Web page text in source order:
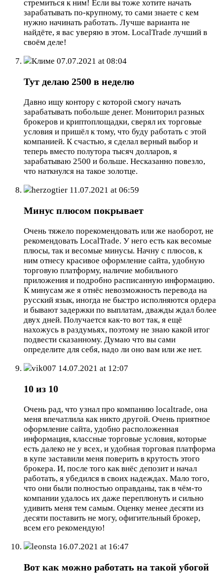
стремиться к ним! Если вы тоже хотите начать
зарабатывать по-крупному, то сами знаете с кем
нужно начинать работать. Лучше варианта не
найдёте, я вас уверяю в этом. LocalTrade лучший в
своём деле!
Климе 07.07.2021 at 08:04
Тут делаю 2500 в неделю
Давно ищу контору с которой смогу начать
зарабатывать побольше денег. Мониторил разных
брокеров и криптоплощадки, сверял их торговые
условия и пришёл к тому, что буду работать с этой
компанией. К счастью, я сделал верный выбор и
теперь вместо полутора тысяч долларов, я
зарабатываю 2500 и больше. Несказанно повезло,
что наткнулся на такое золотце.
herzogtier 11.07.2021 at 06:59
Минус плюсом покрывает
Очень тяжело порекомендовать или же наоборот, не
рекомендовать LocalTrade. У него есть как весомые
плюсы, так и весомые минусы. Начну с плюсов, к
ним отнесу красивое оформление сайта, удобную
торговую платформу, наличие мобильного
приложения и подробно расписанную информацию.
К минусам же я отнёс невозможность перевода на
русский язык, иногда не быстро исполняются ордера
и бывают задержки по выплатам, дважды ждал более
двух дней. Получается как-то вот так, я ещё
нахожусь в раздумьях, поэтому не знаю какой итог
подвести сказанному. Думаю что вы сами
определите для себя, надо ли оно вам или же нет.
vik007 14.07.2021 at 12:07
10 из 10
Очень рад, что узнал про компанию localtrade, она
меня впечатлила как никто другой. Очень приятное
оформление сайта, удобно расположенная
информация, классные торговые условия, которые
есть далеко не у всех, и удобная торговая платформа
в купе заставили меня поверить в крутость этого
брокера. И, после того как внёс депозит и начал
работать, я убедился в своих надеждах. Мало того,
что они были полностью оправданы, так в чём-то
компании удалось их даже переплюнуть и сильно
удивить меня тем самым. Оценку менее десяти из
десяти поставить не могу, офигительный брокер,
всем его рекомендую!
leonsta 16.07.2021 at 16:47
Вот как можно работать на такой убогой